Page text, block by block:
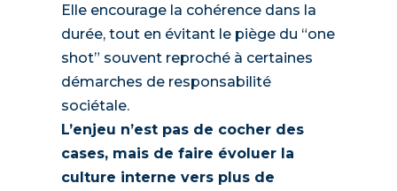
Elle encourage la cohérence dans la
durée, tout en évitant le piège du “one
shot” souvent reproché à certaines
démarches de responsabilité
sociétale.
L’enjeu n’est pas de cocher des
cases, mais de faire évoluer la
culture interne vers plus de